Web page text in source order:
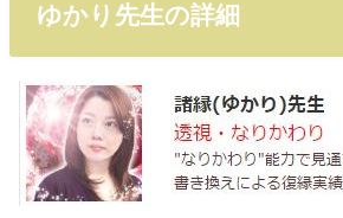
ゆかり先生の詳細